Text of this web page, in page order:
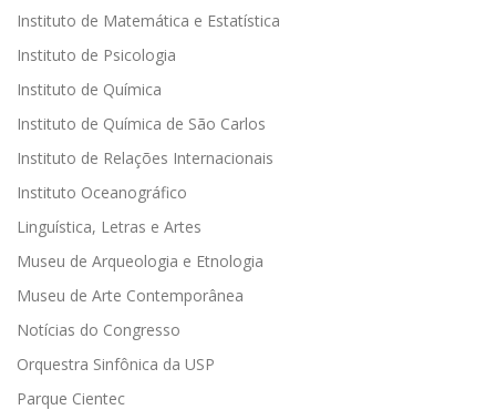
Instituto de Matemática e Estatística
Instituto de Psicologia
Instituto de Química
Instituto de Química de São Carlos
Instituto de Relações Internacionais
Instituto Oceanográfico
Linguística, Letras e Artes
Museu de Arqueologia e Etnologia
Museu de Arte Contemporânea
Notícias do Congresso
Orquestra Sinfônica da USP
Parque Cientec